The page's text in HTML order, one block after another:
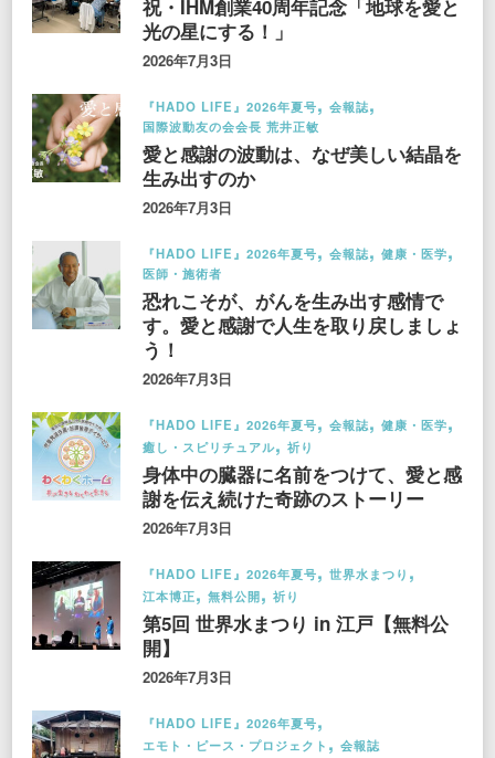
祝・IHM創業40周年記念「地球を愛と
光の星にする！」
2026年7月3日
『HADO LIFE』2026年夏号
会報誌
国際波動友の会会長 荒井正敏
愛と感謝の波動は、なぜ美しい結晶を
生み出すのか
2026年7月3日
『HADO LIFE』2026年夏号 会報誌
健康・医学
医師・施術者
恐れこそが、がんを生み出す感情で
す。愛と感謝で人生を取り戻しましょ
う！
2026年7月3日
『HADO LIFE』2026年夏号 会報誌
健康・医学
癒し・スピリチュアル
祈り
身体中の臓器に名前をつけて、愛と感
謝を伝え続けた奇跡のストーリー
2026年7月3日
『HADO LIFE』2026年夏号
世界水まつり
江本博正
無料公開 祈り
第5回 世界水まつり in 江戸【無料公
開】
2026年7月3日
『HADO LIFE』2026年夏号
エモト・ピース・プロジェクト
会報誌